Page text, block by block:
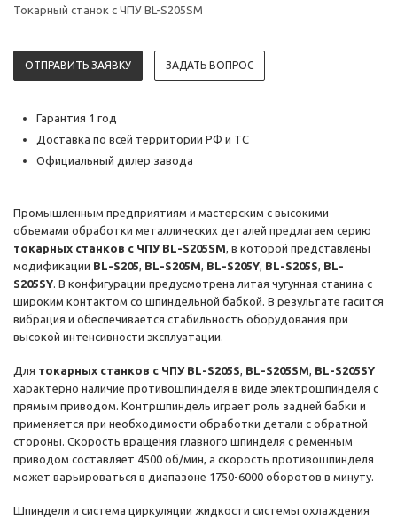
Токарный станок с ЧПУ BL-S205SM
ОТПРАВИТЬ ЗАЯВКУ ЗАДАТЬ ВОПРОС
Гарантия 1 год
Доставка по всей территории РФ и ТС
Официальный дилер завода
Промышленным предприятиям и мастерским с высокими
объемами обработки металлических деталей предлагаем серию
токарных станков с ЧПУ BL-S205SM, в которой представлены
модификации BL-S205, BL-S205M, BL-S205Y, BL-S205S, BL-
S205SY. В конфигурации предусмотрена литая чугунная станина с
широким контактом со шпиндельной бабкой. В результате гасится
вибрация и обеспечивается стабильность оборудования при
высокой интенсивности эксплуатации.
Для токарных станков с ЧПУ BL-S205S, BL-S205SM, BL-S205SY
характерно наличие противошпинделя в виде электрошпинделя с
прямым приводом. Контршпиндель играет роль задней бабки и
применяется при необходимости обработки детали с обратной
стороны. Скорость вращения главного шпинделя с ременным
приводом составляет 4500 об/мин, а скорость противошпинделя
может варьироваться в диапазоне 1750-6000 оборотов в минуту.
Шпиндели и система циркуляции жидкости системы охлаждения